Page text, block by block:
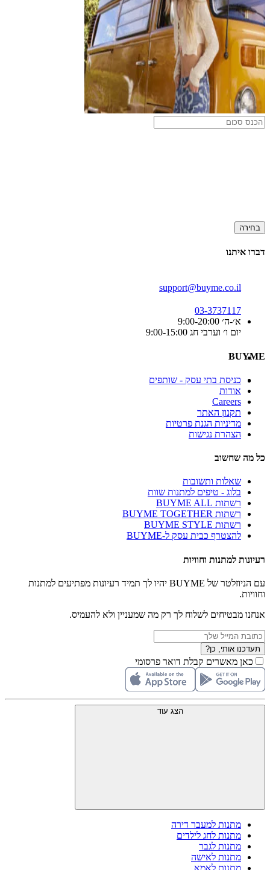
בחירה
דברו איתנו
support@buyme.co.il
03-3737117
א׳-ה׳ 9:00-20:00
יום ו׳ וערבי חג 9:00-15:00
BUYME
כניסת בתי עסק - שותפים
אודות
Careers
תקנון האתר
מדיניות הגנת פרטיות
הצהרת נגישות
כל מה שחשוב
שאלות ותשובות
בלוג - טיפים למתנות שוות
רשתות BUYME ALL
רשתות BUYME TOGETHER
רשתות BUYME STYLE
להצטרף כבית עסק ל-BUYME
רעיונות למתנות וחוויות
עם הניוזלטר של BUYME יהיו לך תמיד רעיונות מפתיעים למתנות
וחוויות.
אנחנו מבטיחים לשלוח לך רק מה שמעניין ולא להעמיס.
תעדכנו אותי, כן?
כאן מאשרים קבלת דואר פרסומי
הצג עוד
מתנות למעבר דירה
מתנות לחג לילדים
מתנות לגבר
מתנות לאישה
מתנות לאמא